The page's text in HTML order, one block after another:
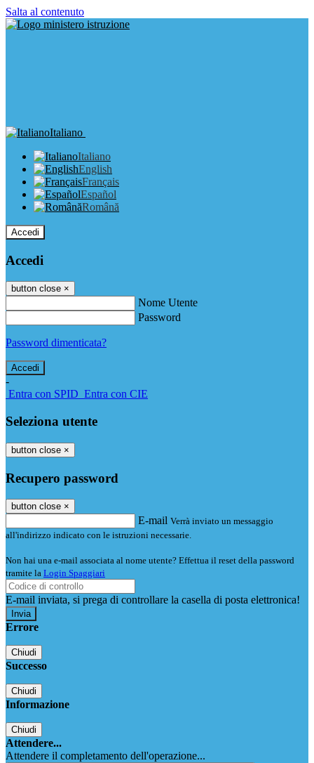
Salta al contenuto
Italiano
Italiano
English
Français
Español
Română
Accedi
Accedi
button close ×
Nome Utente
Password
Password dimenticata?
-
Entra con SPID Entra con CIE
Seleziona utente
button close ×
Recupero password
button close ×
E-mail Verrà inviato un messaggio
all'indirizzo indicato con le istruzioni necessarie.
Non hai una e-mail associata al nome utente? Effettua il reset della password
tramite la Login Spaggiari
E-mail inviata, si prega di controllare la casella di posta elettronica!
Errore
Chiudi
Successo
Chiudi
Informazione
Chiudi
Attendere...
Attendere il completamento dell'operazione...